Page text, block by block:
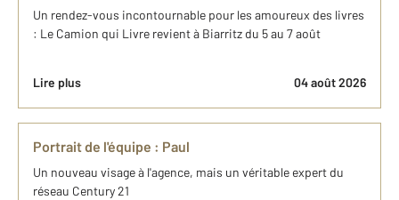
Un rendez-vous incontournable pour les amoureux des livres
: Le Camion qui Livre revient à Biarritz du 5 au 7 août
Lire plus 04 août 2026
Portrait de l'équipe : Paul
Un nouveau visage à l'agence, mais un véritable expert du
réseau Century 21